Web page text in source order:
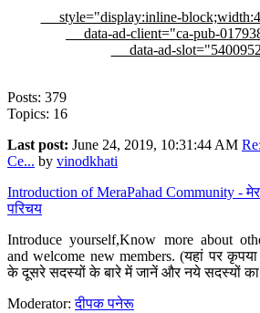
style="display:inline-
data-ad-client="ca-pub-
data-ad-
Posts: 379
Topics: 16
Last post: June 24, 2019, 10:31:44 AM
Ce... by vinodkhati
Introduction of MeraPahad Community -
परिचय
Introduce yourself,Know more about
and welcome new members. (यहां पर
के दूसरे सदस्यों के बारे में जानें और नये सदस्यों
Moderator:दीपक पनेरू